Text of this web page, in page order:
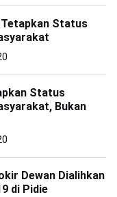
Status
Status
Bukan
Dewan Dialihkan
di Pidie